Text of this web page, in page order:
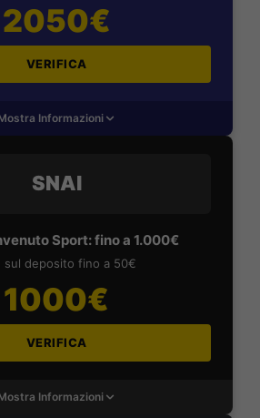
2050€
VERIFICA
Informazioni
SNAI
Sport: fino a 1.000€
sul deposito fino a 50€
1000€
VERIFICA
Informazioni